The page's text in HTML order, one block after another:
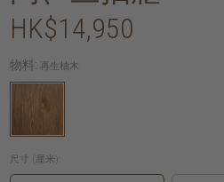
HK$14,950
物料: 再生柚木
尺寸 (厘米):